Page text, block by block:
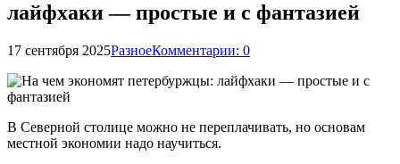
лайфхаки — простые и с фантазией
17 сентября 2025РазноеКомментарии: 0
В Северной столице можно не переплачивать, но основам
местной экономии надо научиться.